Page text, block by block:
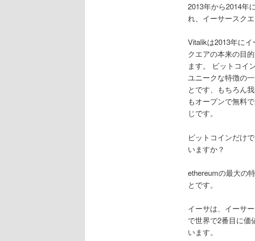
2013年から2014年
れ、イーサースク
Vitalikは2013年に
クエアの本来の目
ます。 ビットコイ
ユニークな特徴の
とです、もちろん
もオープンで無料
じです。
ビットコインだけ
いますか？
ethereumの最大の
とです。
イーサは、イーサ
で世界で2番目に価
います。